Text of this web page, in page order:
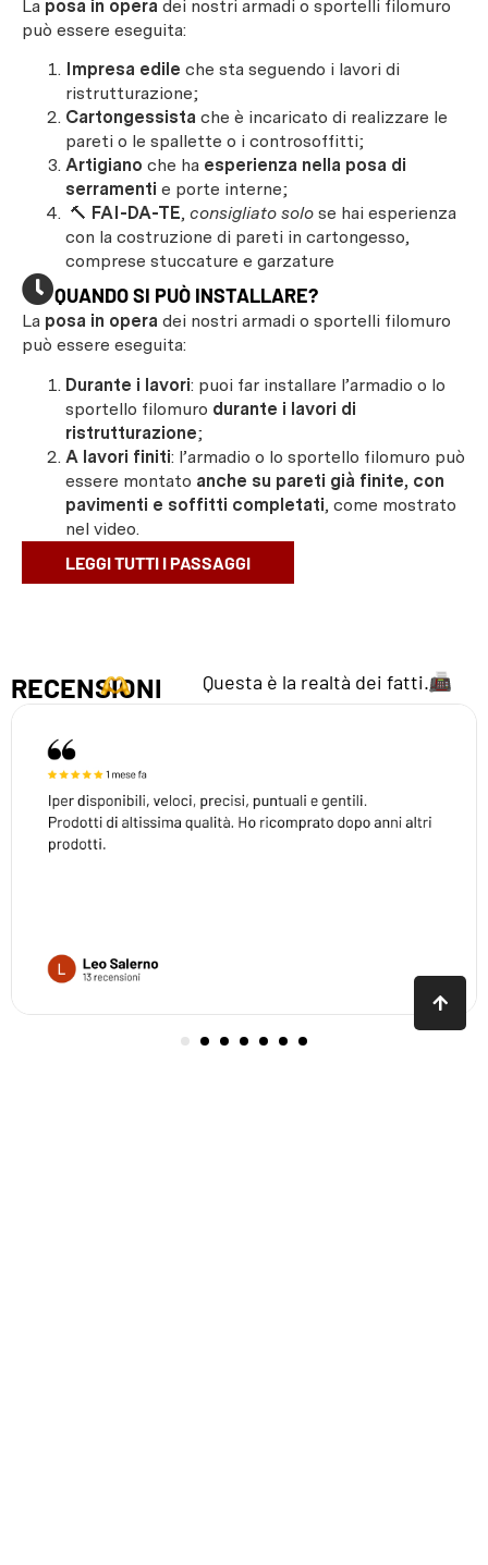
La posa in opera dei nostri armadi o sportelli filomuro
può essere eseguita:
Impresa edile che sta seguendo i lavori di
ristrutturazione;
Cartongessista che è incaricato di realizzare le
pareti o le spallette o i controsoffitti;
Artigiano che ha esperienza nella posa di
serramenti e porte interne;
🔨 FAI-DA-TE, consigliato solo se hai esperienza
con la costruzione di pareti in cartongesso,
comprese stuccature e garzature
QUANDO SI PUÒ INSTALLARE?
La posa in opera dei nostri armadi o sportelli filomuro
può essere eseguita:
Durante i lavori: puoi far installare l’armadio o lo
sportello filomuro durante i lavori di
ristrutturazione;
A lavori finiti: l’armadio o lo sportello filomuro può
essere montato anche su pareti già finite, con
pavimenti e soffitti completati, come mostrato
nel video.
LEGGI TUTTI I PASSAGGI
RECENSIONI Questa è la realtà dei fatti.